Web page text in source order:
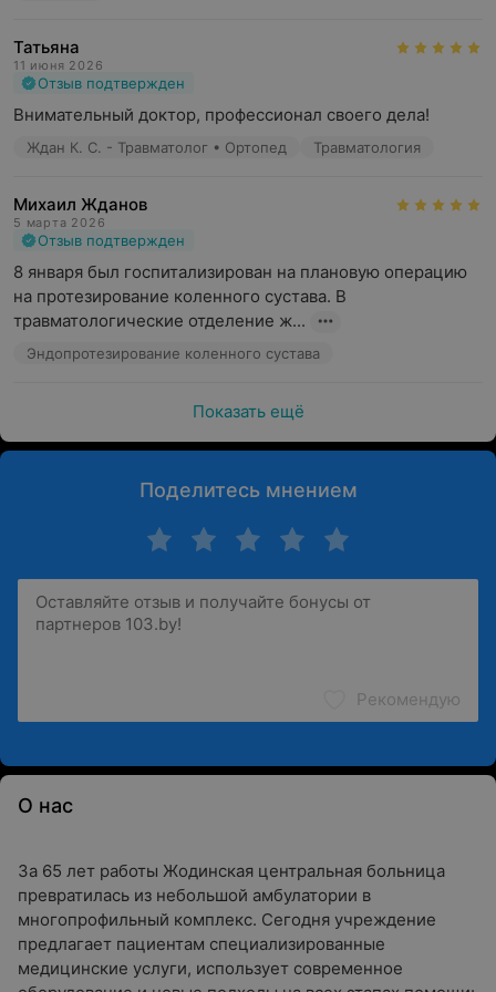
Татьяна
11 июня 2026
Отзыв подтвержден
Внимательный доктор, профессионал своего дела!
Ждан К. С. - Травматолог • Ортопед Травматология
Михаил Жданов
5 марта 2026
Отзыв подтвержден
8 января был госпитализирован на плановую операцию
на протезирование коленного сустава. В
травматологические отделение ж...
Эндопротезирование коленного сустава
Показать ещё
Поделитесь мнением
Рекомендую
О нас
За 65 лет работы Жодинская центральная больница
превратилась из небольшой амбулатории в
многопрофильный комплекс. Сегодня учреждение
предлагает пациентам специализированные
медицинские услуги, использует современное